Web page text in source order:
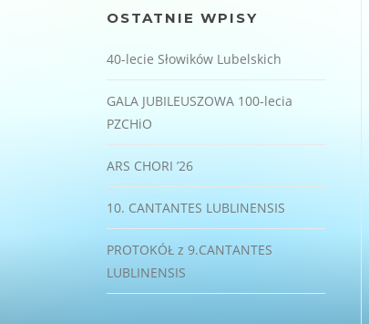
OSTATNIE WPISY
40-lecie Słowików Lubelskich
GALA JUBILEUSZOWA 100-lecia
PZCHiO
ARS CHORI ’26
10. CANTANTES LUBLINENSIS
PROTOKÓŁ z 9.CANTANTES
LUBLINENSIS